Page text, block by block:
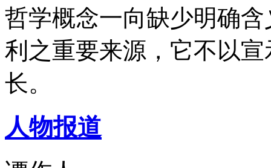
哲学概念一向缺少明确
利之重要来源，它不以
长。
人物报道